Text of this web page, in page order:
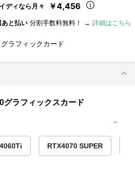
ディなら月々 ￥4,456
あと払い 分割手数料無料！ → 詳細はこちら
ラフィックカード
グラフィックスカード
RTX4070 SUPER